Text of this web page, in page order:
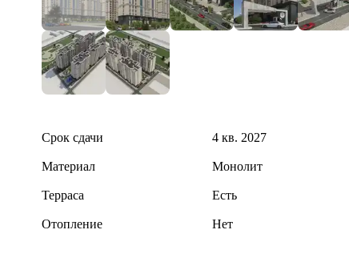
Срок сдачи 4 кв. 2027
Материал Монолит
Терраса Есть
Отопление Нет